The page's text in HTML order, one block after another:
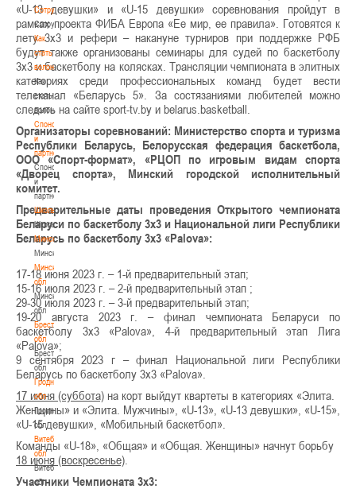
Сотрудничество
Сотрудничество
Как
стать
волонтером
Как
стать
волонтером
Спонсоры
и
партнеры
Спонсоры
и
партнеры
Школы
Школы
Минск
Минск
Минская
обл
Минская
обл
Брестская
обл
Брестская
обл
Гродненская
обл
Гродненская
обл
Витебская
обл
Витебская
обл
«U-13 девушки» и «U-15 девушки» соревнования пройдут в
рамках проекта ФИБА Европа «Ее мир, ее правила». Готовятся к
лету 3х3 и рефери – накануне турниров при поддержке РФБ
будут также организованы семинары для судей по баскетболу
3х3 и баскетболу на колясках. Трансляции чемпионата в элитных
категориях среди профессиональных команд будет вести
телеканал «Беларусь 5». За состязаниями любителей можно
следить на сайте sport-tv.by и belarus.basketball.
Организаторы соревнований: Министерство спорта и туризма
Республики Беларусь, Белорусская федерация баскетбола,
ООО «Спорт-формат», «РЦОП по игровым видам спорта
«Дворец спорта», Минский городской исполнительный
комитет.
Предварительные даты проведения Открытого чемпионата
Беларуси по баскетболу 3х3 и Национальной лиги Республики
Беларусь по баскетболу 3х3 «Palova»:
17-18 июня 2023 г. – 1-й предварительный этап;
15-16 июля 2023 г. – 2-й предварительный этап ;
29-30 июля 2023 г. – 3-й предварительный этап;
19-20 августа 2023 г. – финал чемпионата Беларуси по
баскетболу 3х3 «Palova», 4-й предварительный этап Лига
«Palova»;
9 сентября 2023 г – финал Национальной лиги Республики
Беларусь по баскетболу 3х3 «Palova».
17 июня (суббота) на корт выйдут квартеты в категориях «Элита.
Женщины» и «Элита. Мужчины», «U-13», «U-13 девушки», «U-15»,
«U-15 девушки», «Мобильный баскетбол».
Команды «U-18», «Общая» и «Общая. Женщины» начнут борьбу
18 июня (воскресенье)
Участники Чемпионата 3х3: